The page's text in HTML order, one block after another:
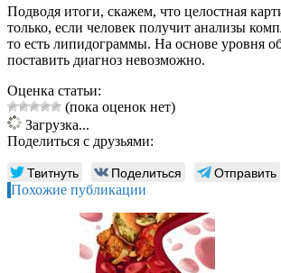
Подводя итоги, скажем, что целостная
только, если человек получит анализы
то есть липидограммы. На основе уровня
поставить диагноз невозможно.
Оценка статьи:
(пока оценок нет)
Загрузка...
Поделиться с друзьями:
Твитнуть Поделиться Отправить
Похожие публикации